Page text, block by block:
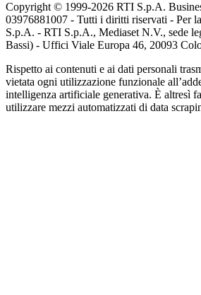
Copyright © 1999-2026 RTI S.p.A.
03976881007 - Tutti i diritti riservati - Per
S.p.A. - RTI S.p.A., Mediaset N.V., sede
Bassi) - Uffici Viale Europa 46, 20093
Rispetto ai contenuti e ai dati personali
vietata ogni utilizzazione funzionale
intelligenza artificiale generativa. È altresì
utilizzare mezzi automatizzati di data